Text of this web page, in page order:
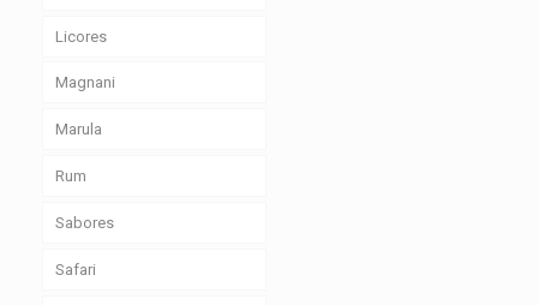
Licores
Magnani
Marula
Rum
Sabores
Safari